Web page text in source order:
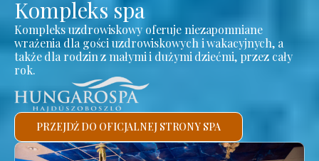
Kompleks spa
Kompleks uzdrowiskowy oferuje niezapomniane
wrażenia dla gości uzdrowiskowych i wakacyjnych, a
także dla rodzin z małymi i dużymi dziećmi, przez cały
rok.
PRZEJDŹ DO OFICJALNEJ STRONY SPA